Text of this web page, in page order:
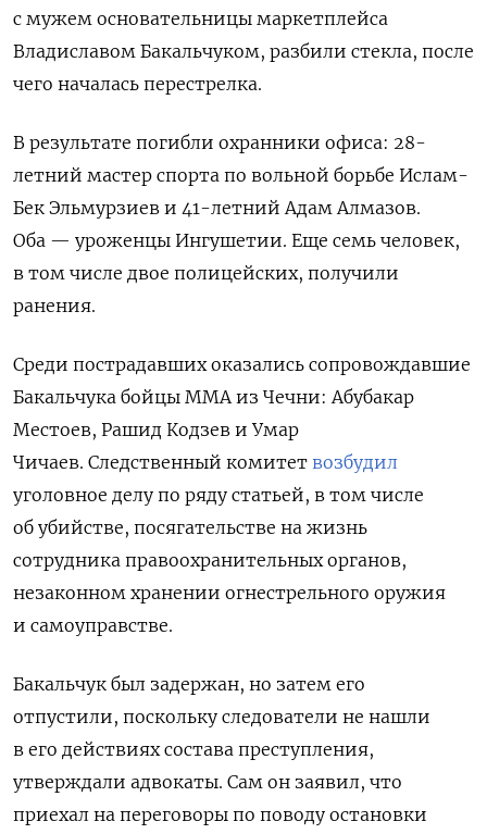
с мужем основательницы маркетплейса
Владиславом Бакальчуком, разбили стекла, после
чего началась перестрелка.
В результате погибли охранники офиса: 28-
летний мастер спорта по вольной борьбе Ислам-
Бек Эльмурзиев и 41-летний Адам Алмазов.
Оба — уроженцы Ингушетии. Еще семь человек,
в том числе двое полицейских, получили
ранения.
Среди пострадавших оказались сопровождавшие
Бакальчука бойцы ММА из Чечни: Абубакар
Местоев, Рашид Кодзев и Умар
Чичаев. Следственный комитет возбудил
уголовное делу по ряду статьей, в том числе
об убийстве, посягательстве на жизнь
сотрудника правоохранительных органов,
незаконном хранении огнестрельного оружия
и самоуправстве.
Бакальчук был задержан, но затем его
отпустили, поскольку следователи не нашли
в его действиях состава преступления,
утверждали адвокаты. Сам он заявил, что
приехал на переговоры по поводу остановки